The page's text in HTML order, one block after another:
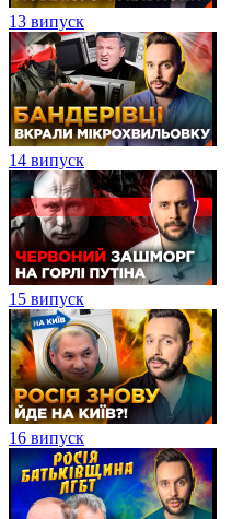
13 випуск
14 випуск
15 випуск
16 випуск